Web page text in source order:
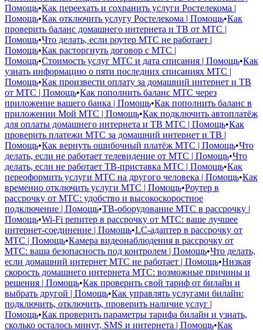
Помощь•Как переехать и сохранить услуги Ростелекома |
Помощь•Как отключить услугу Ростелекома | Помощь•Как
проверить баланс домашнего интернета и ТВ от МТС |
Помощь•Что делать, если роутер МТС не работает |
Помощь•Как расторгнуть договор с МТС |
Помощь•Стоимость услуг МТС и дата списания | Помощь•Как
узнать информацию о пяти последних списаниях МТС |
Помощь•Как произвести оплату за домашний интернет и ТВ
от МТС | Помощь•Как пополнить баланс МТС через
приложение вашего банка | Помощь•Как пополнить баланс в
приложении Мой МТС | Помощь•Как подключить автоплатёж
для оплаты домашнего интернета и ТВ МТС | Помощь•Как
проверить платежи МТС за домашний интернет и ТВ |
Помощь•Как вернуть ошибочный платёж МТС | Помощь•Что
делать, если не работает телевидение от МТС | Помощь•Что
делать, если не работает ТВ-приставка МТС | Помощь•Как
переоформить услуги МТС на другого человека | Помощь•Как
временно отключить услуги МТС | Помощь•Роутер в
рассрочку от МТС: удобство и высокоскоростное
подключение | Помощь•ТВ-оборудование МТС в рассрочку |
Помощь•Wi-Fi репитер в рассрочку от МТС: ваше лучшее
интернет-соединение | Помощь•LC-адаптер в рассрочку от
МТС | Помощь•Камера видеонаблюдения в рассрочку от
МТС: ваша безопасность под контролем | Помощь•Что делать,
если домашний интернет МТС не работает | Помощь•Низкая
скорость домашнего интернета МТС: возможные причины и
решения | Помощь•Как проверить свой тариф от билайн и
выбрать другой | Помощь•Как управлять услугами билайн:
подключить, отключить, проверить наличие услуг |
Помощь•Как проверить параметры тарифа билайн и узнать,
сколько осталось минут, SMS и интернета | Помощь•Как